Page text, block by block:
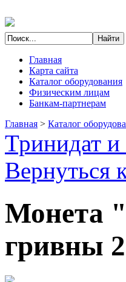
Главная
Карта сайта
Каталог оборудования
Физическим лицам
Банкам-партнерам
Главная > Каталог
Тринидат и
Вернуться
Монета
гривны